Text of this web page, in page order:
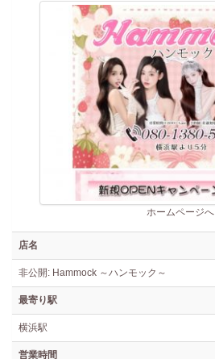
ホームページへ
店名
非公開: Hammock ～ハンモック～
最寄り駅
横浜駅
営業時間